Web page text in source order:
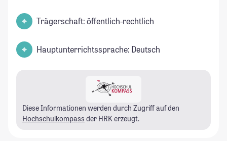
Trägerschaft: öffentlich-rechtlich
Hauptunterrichtssprache: Deutsch
Diese Informationen werden durch Zugriff auf den
Hochschulkompass der HRK erzeugt.